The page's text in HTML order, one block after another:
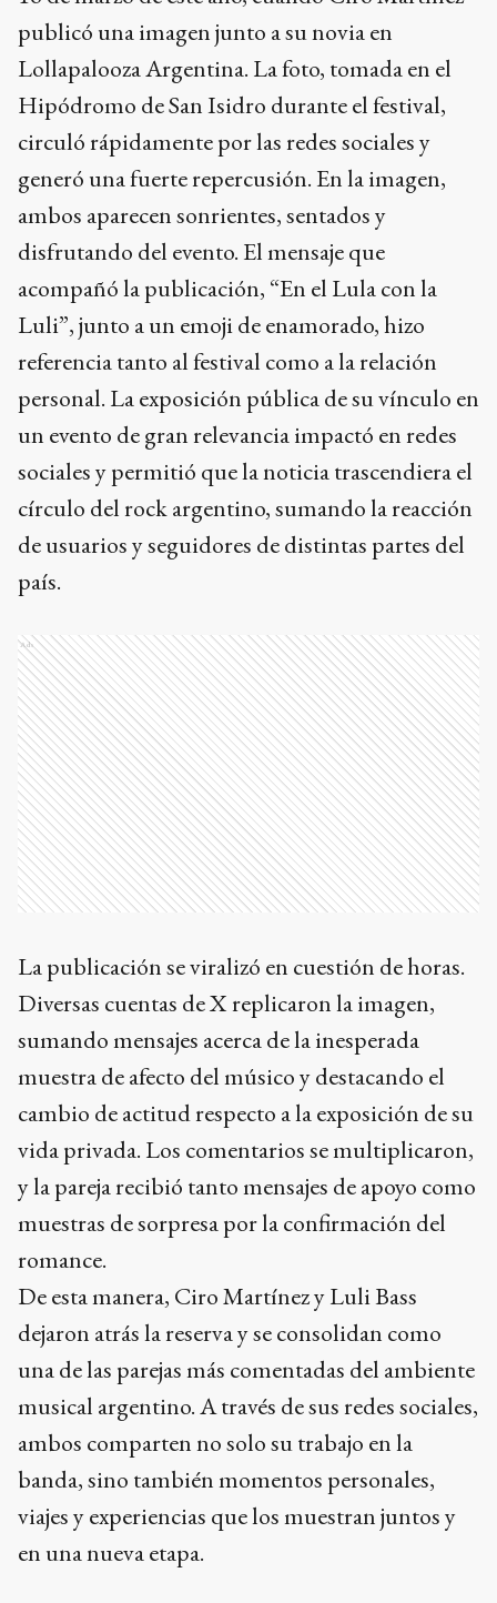
publicó una imagen junto a su novia en
Lollapalooza Argentina. La foto, tomada en el
Hipódromo de San Isidro durante el festival,
circuló rápidamente por las redes sociales y
generó una fuerte repercusión. En la imagen,
ambos aparecen sonrientes, sentados y
disfrutando del evento. El mensaje que
acompañó la publicación, “En el Lula con la
Luli”, junto a un emoji de enamorado, hizo
referencia tanto al festival como a la relación
personal. La exposición pública de su vínculo en
un evento de gran relevancia impactó en redes
sociales y permitió que la noticia trascendiera el
círculo del rock argentino, sumando la reacción
de usuarios y seguidores de distintas partes del
país.
Ads
La publicación se viralizó en cuestión de horas.
Diversas cuentas de X replicaron la imagen,
sumando mensajes acerca de la inesperada
muestra de afecto del músico y destacando el
cambio de actitud respecto a la exposición de su
vida privada. Los comentarios se multiplicaron,
y la pareja recibió tanto mensajes de apoyo como
muestras de sorpresa por la confirmación del
romance.
De esta manera, Ciro Martínez y Luli Bass
dejaron atrás la reserva y se consolidan como
una de las parejas más comentadas del ambiente
musical argentino. A través de sus redes sociales,
ambos comparten no solo su trabajo en la
banda, sino también momentos personales,
viajes y experiencias que los muestran juntos y
en una nueva etapa.